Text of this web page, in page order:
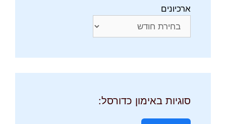
ארכיונים
סוגיות באימון כדורסל: